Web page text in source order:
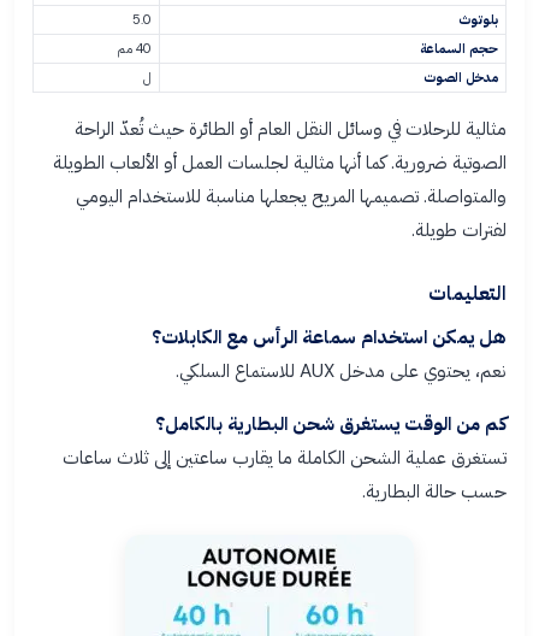
بلوتوث
5.0
حجم السماعة
40 مم
مدخل الصوت
ل
مثالية للرحلات في وسائل النقل العام أو الطائرة حيث تُعدّ الراحة
الصوتية ضرورية. كما أنها مثالية لجلسات العمل أو الألعاب الطويلة
والمتواصلة. تصميمها المريح يجعلها مناسبة للاستخدام اليومي
لفترات طويلة.
التعليمات
هل يمكن استخدام سماعة الرأس مع الكابلات؟
نعم، يحتوي على مدخل AUX للاستماع السلكي.
كم من الوقت يستغرق شحن البطارية بالكامل؟
تستغرق عملية الشحن الكاملة ما يقارب ساعتين إلى ثلاث ساعات
حسب حالة البطارية.